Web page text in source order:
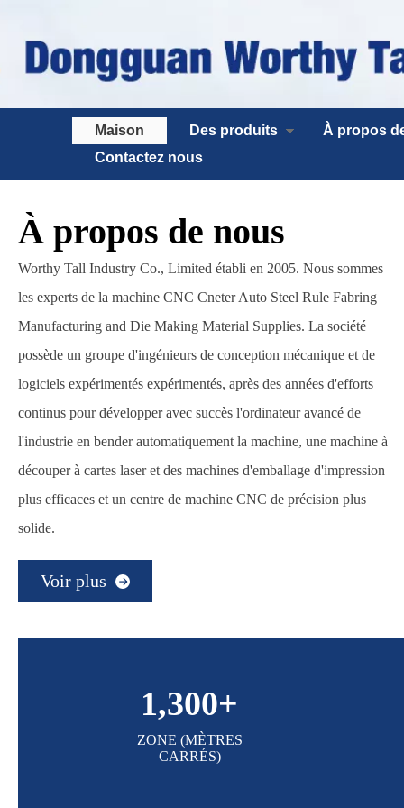
Maison Des produits À propos
Contactez nous
À propos de nous
Worthy Tall Industry Co., Limited établi en 2005. Nous sommes
les experts de la machine CNC Cneter Auto Steel Rule Fabring
Manufacturing and Die Making Material Supplies. La société
possède un groupe d'ingénieurs de conception mécanique et de
logiciels expérimentés expérimentés, après des années d'efforts
continus pour développer avec succès l'ordinateur avancé de
l'industrie en bender automatiquement la machine, une machine à
découper à cartes laser et des machines d'emballage d'impression
plus efficaces et un centre de machine CNC de précision plus
solide.
Voir plus
1,300+
ZONE (MÈTRES
CARRÉS)